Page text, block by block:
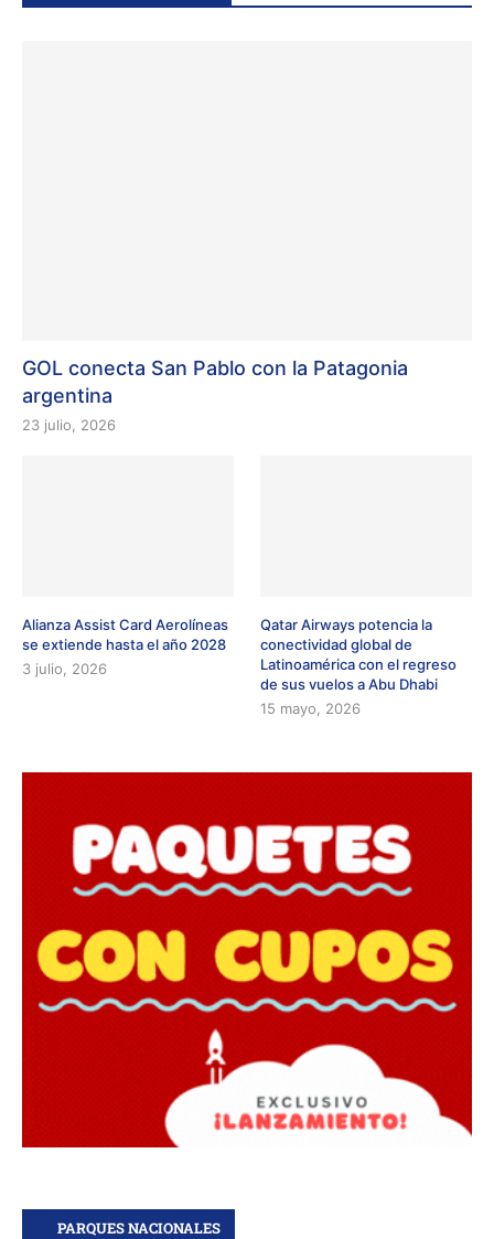
GOL conecta San Pablo con la Patagonia
argentina
23 julio, 2026
Alianza Assist Card Aerolíneas
se extiende hasta el año 2028
3 julio, 2026
Qatar Airways potencia la
conectividad global de
Latinoamérica con el regreso
de sus vuelos a Abu Dhabi
15 mayo, 2026
PARQUES NACIONALES